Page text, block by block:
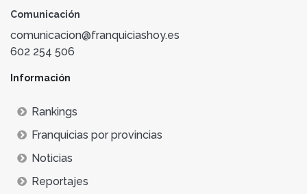
Comunicación
comunicacion@franquiciashoy.es
602 254 506
Información
Rankings
Franquicias por provincias
Noticias
Reportajes